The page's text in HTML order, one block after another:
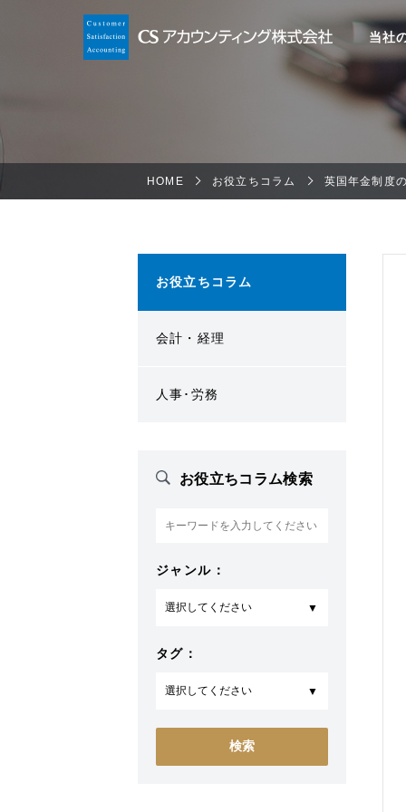
当社
HOME お役立ちコラム 英国年金制度
お役立ちコラム
会計・経理
人事･労務
お役立ちコラム検索
ジャンル：
タグ：